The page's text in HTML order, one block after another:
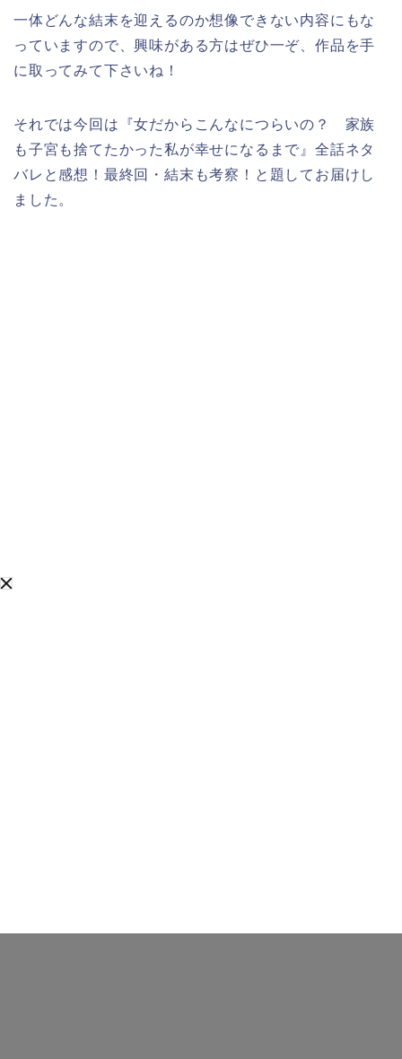
一体どんな結末を迎えるのか想像できない内容にもな
っていますので、興味がある方はぜひ一ぞ、作品を手
に取ってみて下さいね！
それでは今回は『女だからこんなにつらいの？ 家族
も子宮も捨てたかった私が幸せになるまで』全話ネタ
バレと感想！最終回・結末も考察！と題してお届けし
ました。